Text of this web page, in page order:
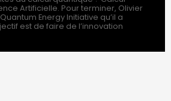
Artificielle. Pour terminer, Olivier
Energy Initiative qu’il a
est de faire de l’innovation